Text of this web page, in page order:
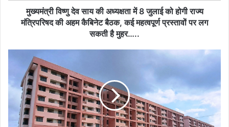
मुख्यमंत्री विष्णु देव साय की अध्यक्षता में 8 जुलाई को होगी राज्य
मंत्रिपरिषद की अहम कैबिनेट बैठक, कई महत्वपूर्ण प्रस्तावों पर लग
सकती है मुहर…..